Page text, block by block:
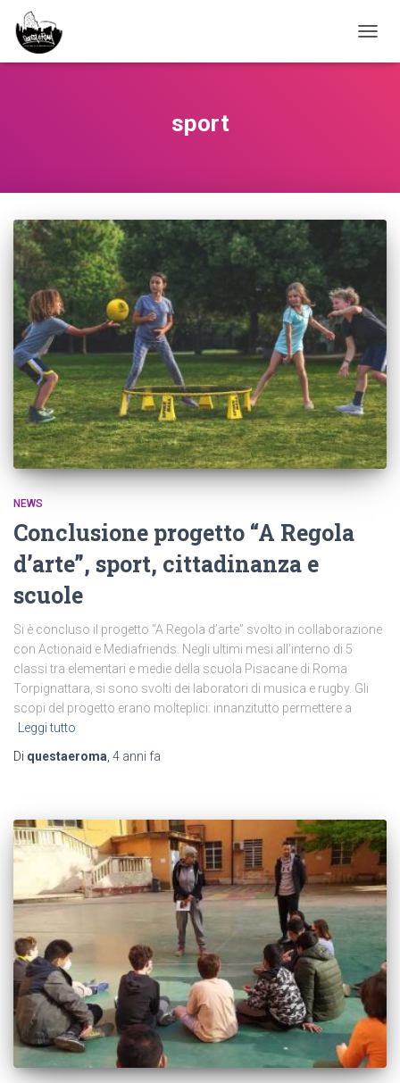
sport
NEWS
Conclusione progetto “A Regola
d’arte”, sport, cittadinanza e
scuole
Si è concluso il progetto “A Regola d’arte” svolto in collaborazione
con Actionaid e Mediafriends. Negli ultimi mesi all’interno di 5
classi tra elementari e medie della scuola Pisacane di Roma
Torpignattara, si sono svolti dei laboratori di musica e rugby. Gli
scopi del progetto erano molteplici: innanzitutto permettere a
Leggi tutto
Di questaeroma 4 anni fa